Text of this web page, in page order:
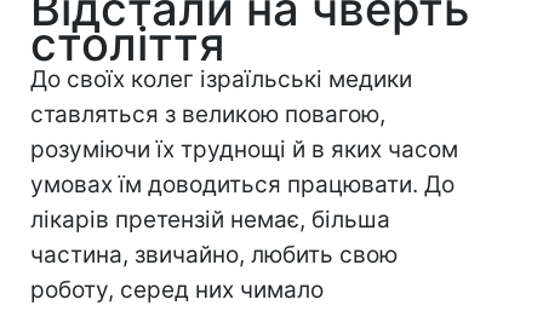
століття
До своїх колег ізраїльські медики
ставляться з великою повагою,
розуміючи їх труднощі й в яких часом
умовах їм доводиться працювати. До
лікарів претензій немає, більша
частина, звичайно, любить свою
роботу, серед них чимало